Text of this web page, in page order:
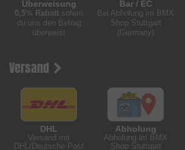
Überweisung
0,5% Rabatt sofern
du uns den Betrag
überweist
Bar / EC
Bei Abholung im BMX
Shop Stuttgart
(Germany)
Versand
DHL
Versand mit
DHL/Deutsche Post
Abholung
Abholung im BMX
Shop Stuttgart